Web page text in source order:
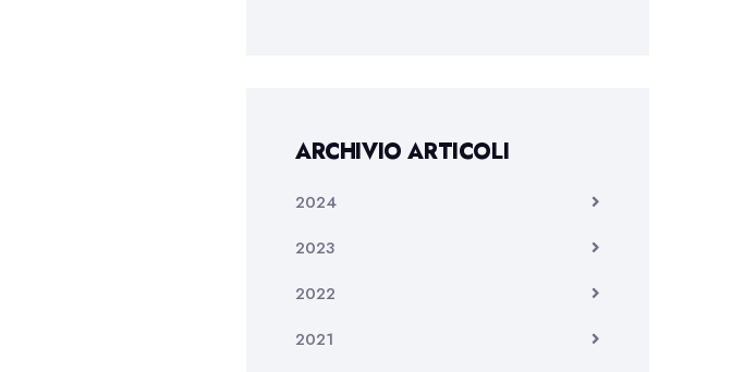
ARCHIVIO ARTICOLI
2024
2023
2022
2021